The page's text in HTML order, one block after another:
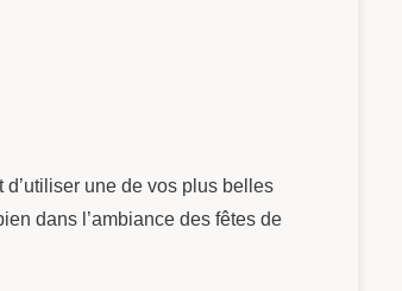
une de vos plus belles
dans l’ambiance des fêtes de